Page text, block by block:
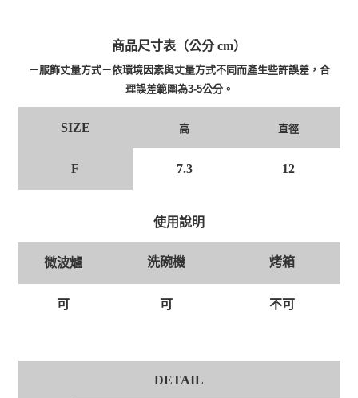
商品尺寸表（公分 cm）
－服飾丈量方式－依環境因素與丈量方式不同而產生些許誤差，合
理誤差範圍為3-5公分。
SIZE 高 直徑
F 7.3 12
使用說明
微波爐 洗碗機 烤箱
可 可 不可
DETAIL